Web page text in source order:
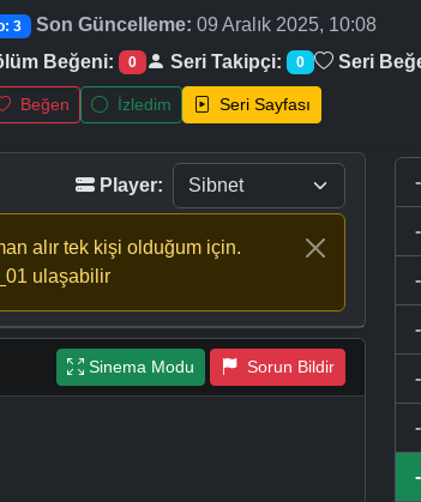
3 Son Güncelleme: 09 Aralık 2025, 10:08
Beğeni: 0 Seri Takipçi: 0 Seri
Beğen İzledim Seri Sayfası
Player:
alır tek kişi olduğum için.
ulaşabilir
Sinema Modu Sorun Bildir